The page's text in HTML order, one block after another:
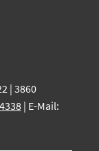
| 3860
| E-Mail: